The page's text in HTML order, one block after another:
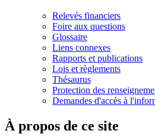
Relevés financiers
Foire aux questions
Glossaire
Liens connexes
Rapports et publications
Lois et règlements
Thésaurus
Protection des
Demandes d'accès à
À propos de ce site